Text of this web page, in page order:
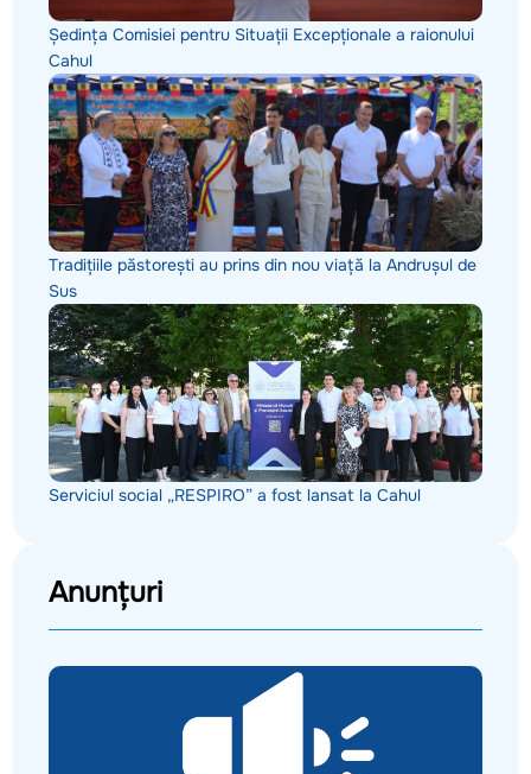
Ședința Comisiei pentru Situații Excepționale a raionului
Cahul
Tradițiile păstorești au prins din nou viață la Andrușul de
Sus
Serviciul social „RESPIRO” a fost lansat la Cahul
Anunțuri